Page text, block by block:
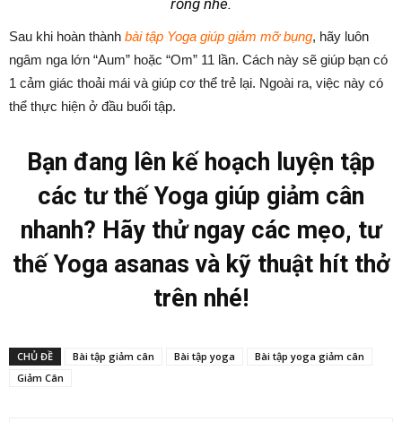
rỗng nhé.
Sau khi hoàn thành bài tập Yoga giúp giảm mỡ bụng, hãy luôn
ngâm nga lớn “Aum” hoặc “Om” 11 lần. Cách này sẽ giúp bạn có
1 cảm giác thoải mái và giúp cơ thể trẻ lại. Ngoài ra, việc này có
thể thực hiện ở đầu buổi tập.
Bạn đang lên kế hoạch luyện tập
các tư thế Yoga giúp giảm cân
nhanh? Hãy thử ngay các mẹo, tư
thế Yoga asanas và kỹ thuật hít thở
trên nhé!
CHỦ ĐỀ Bài tập giảm cân Bài tập yoga
Bài tập yoga giảm cân
Giảm Cân